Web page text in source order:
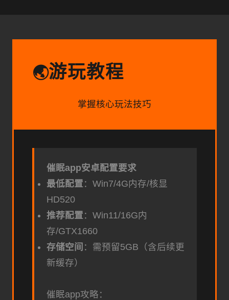
🌏游玩教程
掌握核心玩法技巧
催眠app安卓配置要求
​最低配置​ ​：Win7/4G内存/核显
HD520
​推荐配置​ ​：Win11/16G内
存/GTX1660
​存储空间​ ​：需预留5GB（含后续更
新缓存）
催眠app攻略：